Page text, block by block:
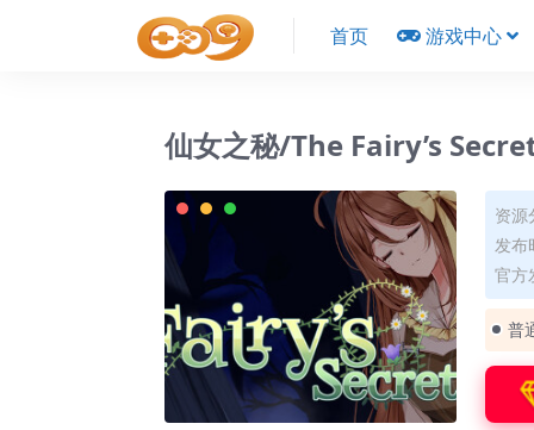
首页 游戏中心
仙女之秘/The Fairy’s
资
发布
官方
普